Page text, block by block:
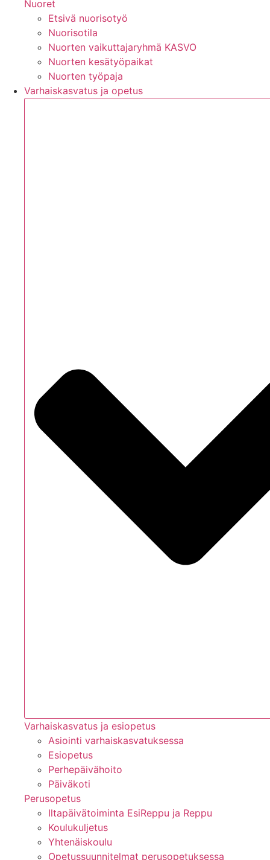
Nuoret
Etsivä nuorisotyö
Nuorisotila
Nuorten vaikuttajaryhmä KASVO
Nuorten kesätyöpaikat
Nuorten työpaja
Varhaiskasvatus ja opetus
Varhaiskasvatus ja esiopetus
Asiointi varhaiskasvatuksessa
Esiopetus
Perhepäivähoito
Päiväkoti
Perusopetus
Iltapäivätoiminta EsiReppu ja Reppu
Koulukuljetus
Yhtenäiskoulu
Opetussuunnitelmat perusopetuksessa